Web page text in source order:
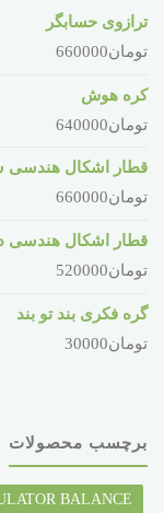
ترازوی حسابگر
تومان660000
کره هوش
تومان640000
قطار اشکال هندسی
تومان660000
قطار اشکال هندسی
تومان520000
گره فکری بند تو بند
تومان30000
برچسب محصولات
BALANCE